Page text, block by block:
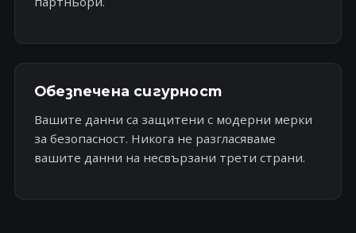
Обезпечена сигурност
Вашите данни са защитени с модерни мерки
за безопасност. Никога не разгласяваме
вашите данни на несвързани трети страни.